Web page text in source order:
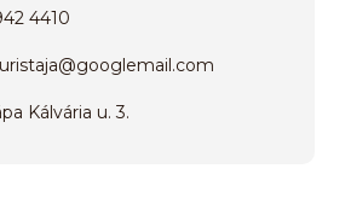
4410
@googlemail.com
Kálvária u. 3.